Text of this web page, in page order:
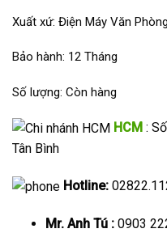
Xuất xứ: Điện Máy Văn Phòng
Bảo hành: 12 Tháng
Số lượng: Còn hàng
HCM :
Tân Bình
Hotline:
Mr. Anh Tú :0903